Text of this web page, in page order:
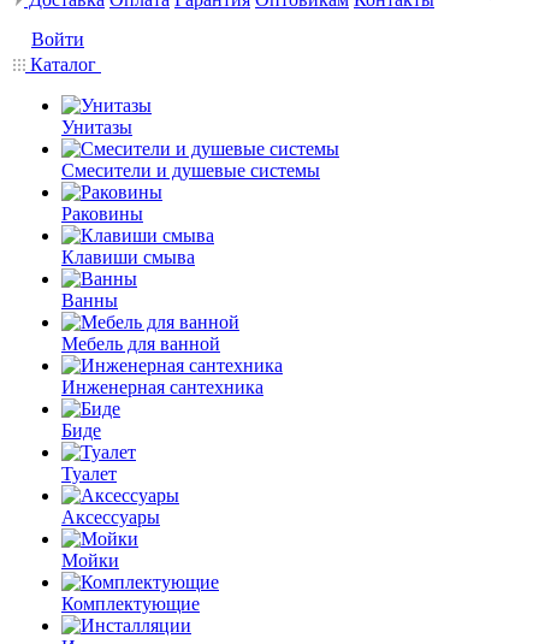
Войти
Каталог
Унитазы
Смесители и душевые системы
Раковины
Клавиши смыва
Ванны
Мебель для ванной
Инженерная сантехника
Биде
Туалет
Аксессуары
Мойки
Комплектующие